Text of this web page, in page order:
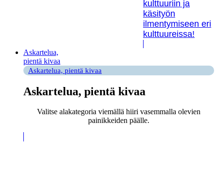
kulttuuriin ja
käsityön
ilmentymiseen eri
kulttuureissa!
Askartelua,
pientä kivaa
Askartelua, pientä kivaa
Askartelua, pientä kivaa
Valitse alakategoria viemällä hiiri vasemmalla olevien
painikkeiden päälle.